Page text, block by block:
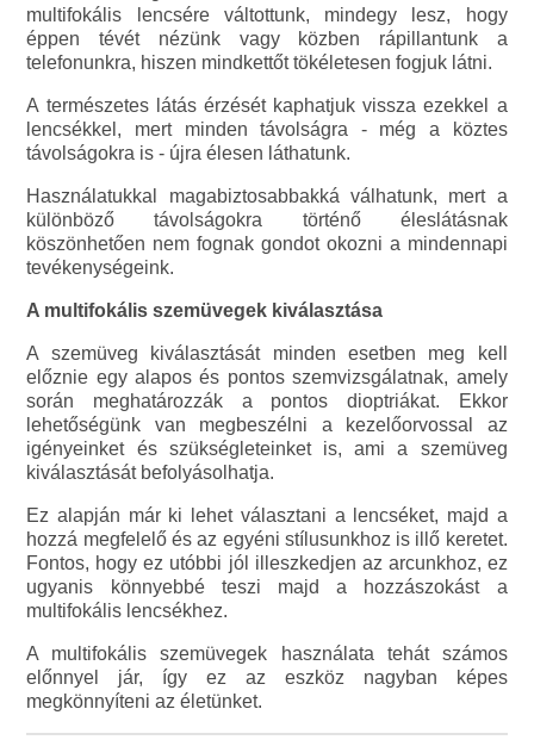
multifokális lencsére váltottunk, mindegy lesz, hogy
éppen tévét nézünk vagy közben rápillantunk a
telefonunkra, hiszen mindkettőt tökéletesen fogjuk látni.
A természetes látás érzését kaphatjuk vissza ezekkel a
lencsékkel, mert minden távolságra - még a köztes
távolságokra is - újra élesen láthatunk.
Használatukkal magabiztosabbakká válhatunk, mert a
különböző távolságokra történő éleslátásnak
köszönhetően nem fognak gondot okozni a mindennapi
tevékenységeink.
A multifokális szemüvegek kiválasztása
A szemüveg kiválasztását minden esetben meg kell
előznie egy alapos és pontos szemvizsgálatnak, amely
során meghatározzák a pontos dioptriákat. Ekkor
lehetőségünk van megbeszélni a kezelőorvossal az
igényeinket és szükségleteinket is, ami a szemüveg
kiválasztását befolyásolhatja.
Ez alapján már ki lehet választani a lencséket, majd a
hozzá megfelelő és az egyéni stílusunkhoz is illő keretet.
Fontos, hogy ez utóbbi jól illeszkedjen az arcunkhoz, ez
ugyanis könnyebbé teszi majd a hozzászokást a
multifokális lencsékhez.
A multifokális szemüvegek használata tehát számos
előnnyel jár, így ez az eszköz nagyban képes
megkönnyíteni az életünket.